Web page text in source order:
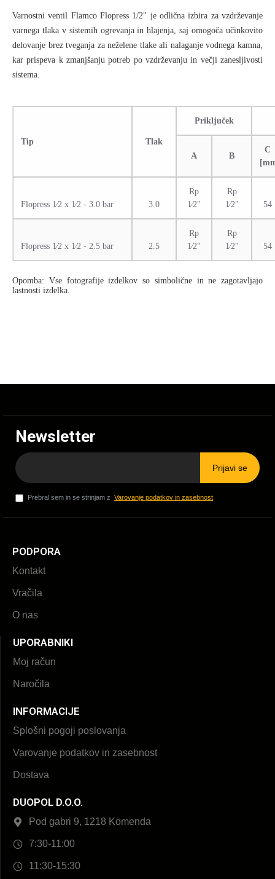
Varnostni ventil Flamco Flopress 1/2" je odlična izbira za vzdrževanje
varnega tlaka v sistemih ogrevanja in hlajenja, saj omogoča učinkovito
delovanje brez tveganja za neželene tlake ali nalaganje vodnega kamna,
kar prispeva k zmanjšanju potreb po vzdrževanju in večji zanesljivosti
sistema.
Tip Tlak
Priključek
A B
C
Flopress 1⁄2 x 1⁄2 - 3.0 bar 3.0
Rp
1⁄2"
Rp
1⁄2"
54
Flopress 1⁄2 x 1⁄2 - 2.5 bar 2.5
Rp
1⁄2"
Rp
1⁄2"
54
Opomba: Vse fotografije izdelkov so simbolične in ne zagotavljajo
lastnosti izdelka.
Newsletter
Prijavi se
Prebral sem in se strinjam z Varovanje podatkov in zasebnost
PODPORA
Kontakt
Vračila
O nas
UPORABNIKI
Moj račun
Naročila
INFORMACIJE
Splošni pogoji poslovanja
Varovanje podatkov in zasebnost
Dostava
DUOPOL D.O.O.
Pod gabri 9, 1218 Komenda
7:30-11:00
11:30-15:30